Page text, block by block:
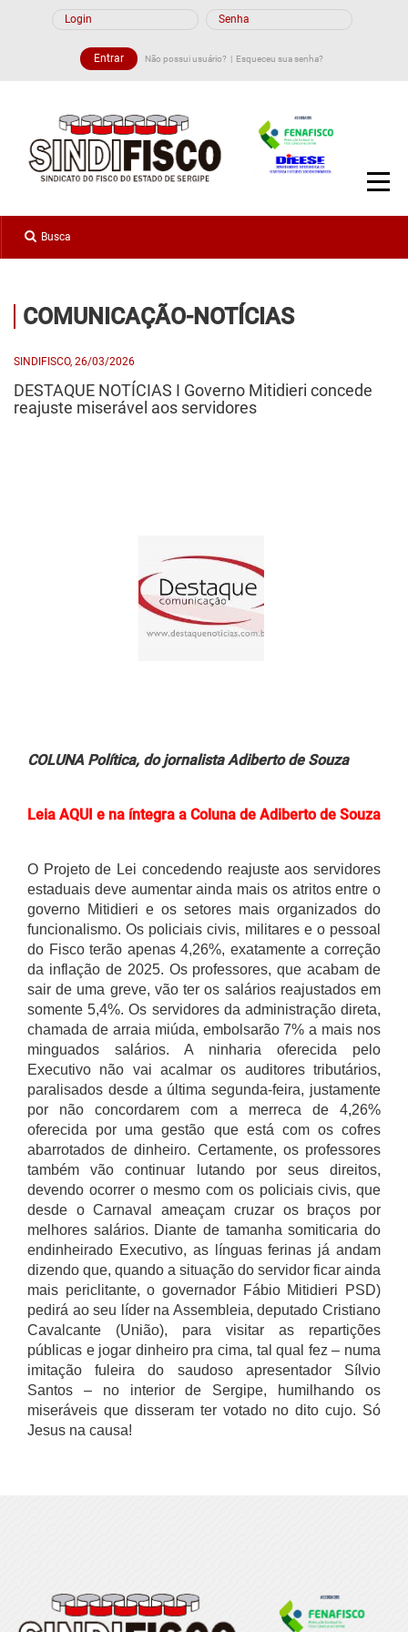
Não possui usuário? Esqueceu sua senha?
COMUNICAÇÃO-NOTÍCIAS
SINDIFISCO, 26/03/2026
DESTAQUE NOTÍCIAS I Governo Mitidieri concede
reajuste miserável aos servidores
COLUNA Política, do jornalista Adiberto de Souza
Leia AQUI e na íntegra a Coluna de Adiberto de Souza
O Projeto de Lei concedendo reajuste aos servidores
estaduais deve aumentar ainda mais os atritos entre o
governo Mitidieri e os setores mais organizados do
funcionalismo. Os policiais civis, militares e o pessoal
do Fisco terão apenas 4,26%, exatamente a correção
da inflação de 2025. Os professores, que acabam de
sair de uma greve, vão ter os salários reajustados em
somente 5,4%. Os servidores da administração direta,
chamada de arraia miúda, embolsarão 7% a mais nos
minguados salários. A ninharia oferecida pelo
Executivo não vai acalmar os auditores tributários,
paralisados desde a última segunda-feira, justamente
por não concordarem com a merreca de 4,26%
oferecida por uma gestão que está com os cofres
abarrotados de dinheiro. Certamente, os professores
também vão continuar lutando por seus direitos,
devendo ocorrer o mesmo com os policiais civis, que
desde o Carnaval ameaçam cruzar os braços por
melhores salários. Diante de tamanha somiticaria do
endinheirado Executivo, as línguas ferinas já andam
dizendo que, quando a situação do servidor ficar ainda
mais periclitante, o governador Fábio Mitidieri PSD)
pedirá ao seu líder na Assembleia, deputado Cristiano
Cavalcante (União), para visitar as repartições
públicas e jogar dinheiro pra cima, tal qual fez – numa
imitação fuleira do saudoso apresentador Sílvio
Santos – no interior de Sergipe, humilhando os
miseráveis que disseram ter votado no dito cujo. Só
Jesus na causa!